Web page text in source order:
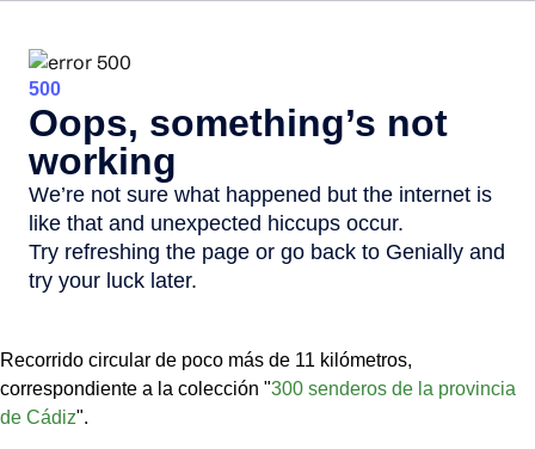
Recorrido circular de poco más de 11 kilómetros,
correspondiente a la colección "300 senderos de la provincia
de Cádiz".